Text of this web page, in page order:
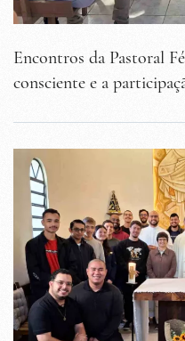
Encontros da Pastoral
consciente e a